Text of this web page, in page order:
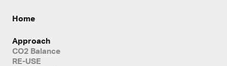
Home
Approach
CO2 Balance
RE-USE